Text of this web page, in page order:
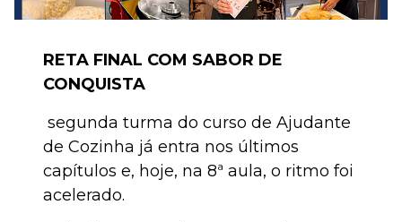
RETA FINAL COM SABOR DE
CONQUISTA
segunda turma do curso de Ajudante
de Cozinha já entra nos últimos
capítulos e, hoje, na 8ª aula, o ritmo foi
acelerado.